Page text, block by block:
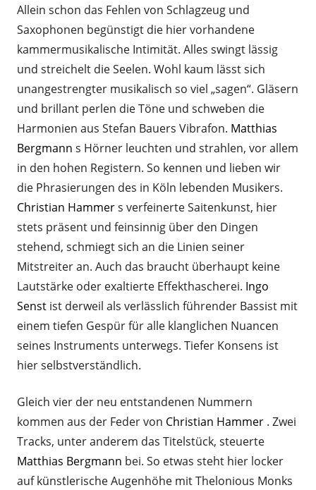
Allein schon das Fehlen von Schlagzeug und
Saxophonen begünstigt die hier vorhandene
kammermusikalische Intimität. Alles swingt lässig
und streichelt die Seelen. Wohl kaum lässt sich
unangestrengter musikalisch so viel „sagen“. Gläsern
und brillant perlen die Töne und schweben die
Harmonien aus Stefan Bauers Vibrafon. Matthias
Bergmann s Hörner leuchten und strahlen, vor allem
in den hohen Registern. So kennen und lieben wir
die Phrasierungen des in Köln lebenden Musikers.
Christian Hammers verfeinerte Saitenkunst, hier
stets präsent und feinsinnig über den Dingen
stehend, schmiegt sich an die Linien seiner
Mitstreiter an. Auch das braucht überhaupt keine
Lautstärke oder exaltierte Effekthascherei. Ingo
Senst ist derweil als verlässlich führender Bassist mit
einem tiefen Gespür für alle klanglichen Nuancen
seines Instruments unterwegs. Tiefer Konsens ist
hier selbstverständlich.
Gleich vier der neu entstandenen Nummern
kommen aus der Feder von Christian Hammer . Zwei
Tracks, unter anderem das Titelstück, steuerte
Matthias Bergmann bei. So etwas steht hier locker
auf künstlerische Augenhöhe mit Thelonious Monks